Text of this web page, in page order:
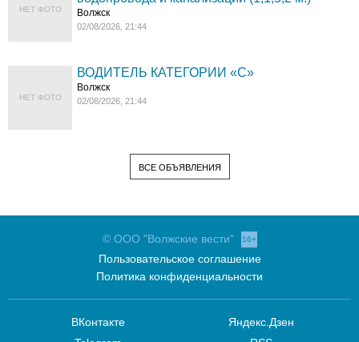
НЕТ ФОТО Волжск
02/08/2026, 21:44
НЕТ ФОТО
ВОДИТЕЛЬ КАТЕГОРИИ «C»
Волжск
02/08/2026, 21:44
ВСЕ ОБЪЯВЛЕНИЯ
© ООО "Волжские вести" 16+
Пользовательское соглашение
Политика конфиденциальности
ВКонтакте
Яндекс.Дзен